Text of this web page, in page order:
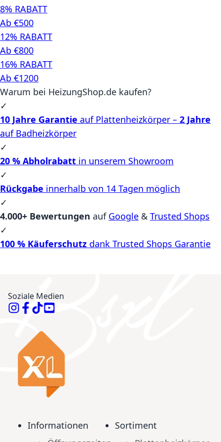
8% RABATT
Ab €500
12% RABATT
Ab €800
16% RABATT
Ab €1200
Warum bei HeizungShop.de kaufen?
✓
10 Jahre Garantie auf Plattenheizkörper – 2 Jahre
auf Badheizkörper
✓
20 % Abholrabatt in unserem Showroom
✓
Rückgabe innerhalb von 14 Tagen möglich
✓
4.000+ Bewertungen auf Google & Trusted Shops
✓
100 % Käuferschutz dank Trusted Shops Garantie
Soziale Medien
Informationen
Sortiment